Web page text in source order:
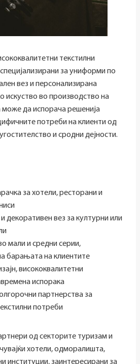
текстилни
за униформи по
вез и персонализирана
искуство во производство на
може да испорача решенија
потреби на клиенти од
и сродни дејности.
за хотели, ресторани и
декоративен вез за културни или
мали и средни серии,
барањата на клиентите
висококвалитетни
испорака
партнерства за
потреби
од секторите туризам и
хотели, одморалишта,
институции, заинтересирани за